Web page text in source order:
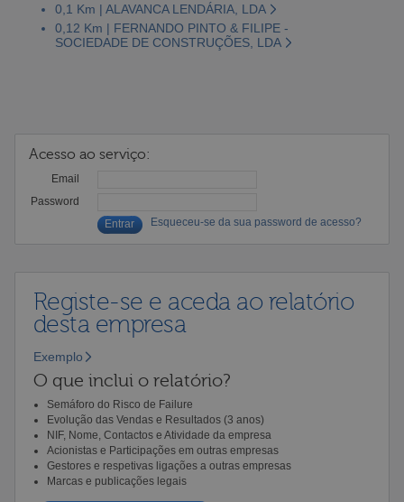
0,1 Km | ALAVANCA LENDÁRIA, LDA
0,12 Km | FERNANDO PINTO & FILIPE -
SOCIEDADE DE CONSTRUÇÕES, LDA
Acesso ao serviço:
Email
Password
Esqueceu-se da sua password de acesso?
Registe-se e aceda ao relatório
desta empresa
Exemplo
O que inclui o relatório?
Semáforo do Risco de Failure
Evolução das Vendas e Resultados (3 anos)
NIF, Nome, Contactos e Atividade da empresa
Acionistas e Participações em outras empresas
Gestores e respetivas ligações a outras empresas
Marcas e publicações legais